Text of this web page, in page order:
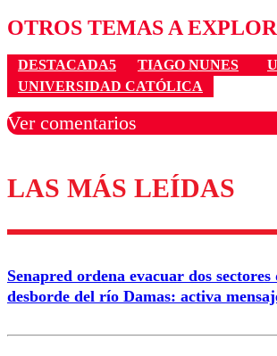
OTROS TEMAS A
DESTACADA5 TIAGO NUNES
UNIVERSIDAD CATÓLICA
Ver comentarios
Los comentarios son moderados para
diálogo respetuoso.
Correo
LAS MÁS LEÍDAS
Senapred ordena evacuar dos
desborde del río Damas: activa